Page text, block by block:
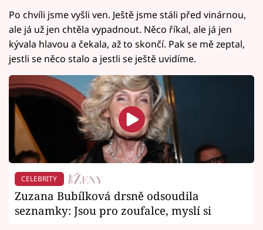
Po chvíli jsme vyšli ven. Ještě jsme stáli před vinárnou,
ale já už jen chtěla vypadnout. Něco říkal, ale já jen
kývala hlavou a čekala, až to skončí. Pak se mě zeptal,
jestli se něco stalo a jestli se ještě uvidíme.
CELEBRITY
Zuzana Bubílková drsně odsoudila
seznamky: Jsou pro zoufalce, myslí si